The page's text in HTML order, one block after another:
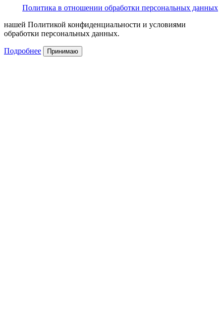
Политика в отношении обработки персональных данных
нашей Политикой конфиденциальности и условиями
обработки персональных данных.
Подробнее Принимаю